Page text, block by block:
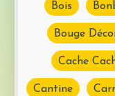
Bois
Bouge
Cache
Cantine